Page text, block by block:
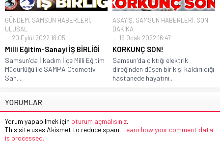
GÜNDEM, SAMSUN HABERLERİ,
ULUSAL
20 Eylül 2022 16:05
Milli Eğitim-Sanayi İŞ BİRLİĞİ
Samsun'da İlkadım İlçe Milli Eğitim
Müdürlüğü ile SAMPA Otomotiv
San....
ASAYİŞ, SAMSUN HABERLERİ, SON
DAKİKA
19 Ocak 2022 16:47
KORKUNÇ SON!
Samsun'da çıktığı elektrik
direğinden düşen bir kişi kaldırıldığı
hastanede hayatını...
YORUMLAR
Yorum yapabilmek için oturum açmalısınız.
This site uses Akismet to reduce spam. Learn how your comment data
is processed.